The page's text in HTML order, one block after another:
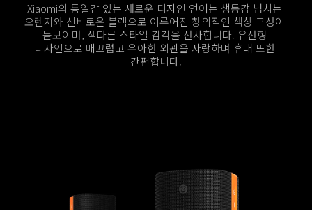
Xiaomi의 통일감 있는 새로운 디자인 언어는 생동감 넘치는
오렌지와 신비로운 블랙으로 이루어진 창의적인 색상 구성이
돋보이며, 색다른 스타일 감각을 선사합니다. 유선형
디자인으로 매끄럽고 우아한 외관을 자랑하며 휴대 또한
간편합니다.